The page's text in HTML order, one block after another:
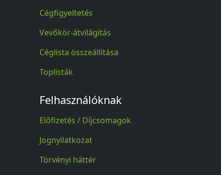
Cégfigyeltetés
Vevőkör-átvilágítás
Céglista összeállítása
Toplisták
Felhasználóknak
Előfizetés / Díjcsomagok
Jognyilatkozat
Törvényi háttér